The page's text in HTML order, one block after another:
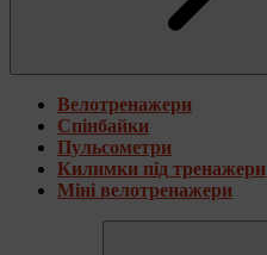
Велотренажери
Спінбайки
Пульсометри
Килимки під тренажери
Міні велотренажери